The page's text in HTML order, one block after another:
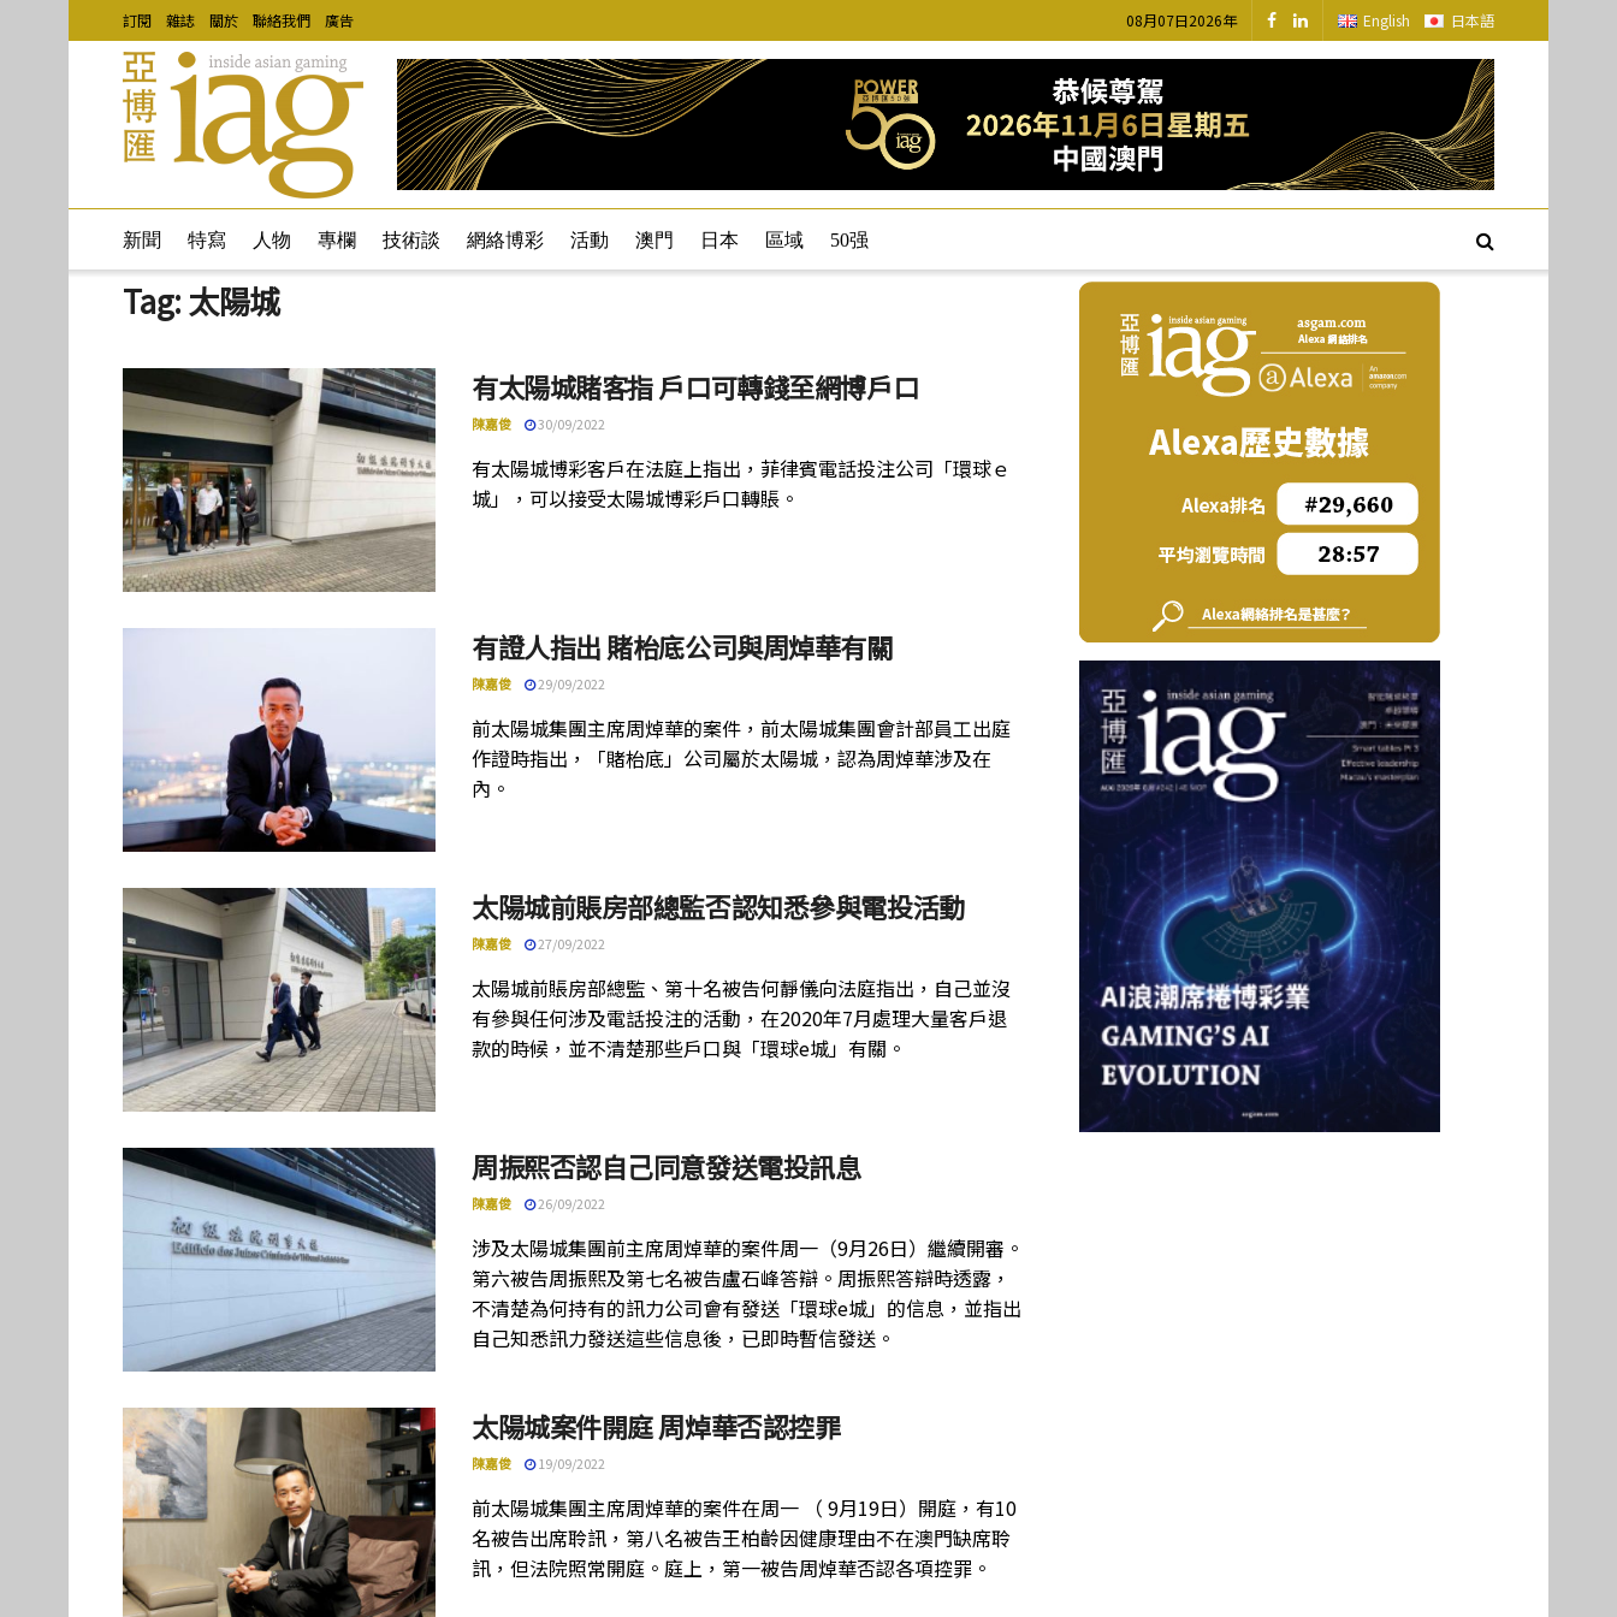
訂閱 雜誌 關於 聯絡我們 廣告 08月07日2026年 English 日本語
新聞 特寫 人物 專欄 技術談 網絡博彩 活動 澳門 日本 區域 50强
Tag: 太陽城
有太陽城賭客指 戶口可轉錢至網博戶口
陳嘉俊 30/09/2022
有太陽城博彩客戶在法庭上指出，菲律賓電話投注公司「環球ｅ
城」，可以接受太陽城博彩戶口轉賬。
有證人指出 賭枱底公司與周焯華有關
陳嘉俊 29/09/2022
前太陽城集團主席周焯華的案件，前太陽城集團會計部員工出庭
作證時指出，「賭枱底」公司屬於太陽城，認為周焯華涉及在
內。
太陽城前賬房部總監否認知悉參與電投活動
陳嘉俊 27/09/2022
太陽城前賬房部總監、第十名被告何靜儀向法庭指出，自己並沒
有參與任何涉及電話投注的活動，在2020年7月處理大量客戶退
款的時候，並不清楚那些戶口與「環球e城」有關。
周振熙否認自己同意發送電投訊息
陳嘉俊 26/09/2022
涉及太陽城集團前主席周焯華的案件周一（9月26日）繼續開審。
第六被告周振熙及第七名被告盧石峰答辯。周振熙答辯時透露，
不清楚為何持有的訊力公司會有發送「環球e城」的信息，並指出
自己知悉訊力發送這些信息後，已即時暫信發送。
太陽城案件開庭 周焯華否認控罪
陳嘉俊 19/09/2022
前太陽城集團主席周焯華的案件在周一 （ 9月19日）開庭，有10
名被告出席聆訊，第八名被告王柏齡因健康理由不在澳門缺席聆
訊，但法院照常開庭。庭上，第一被告周焯華否認各項控罪。